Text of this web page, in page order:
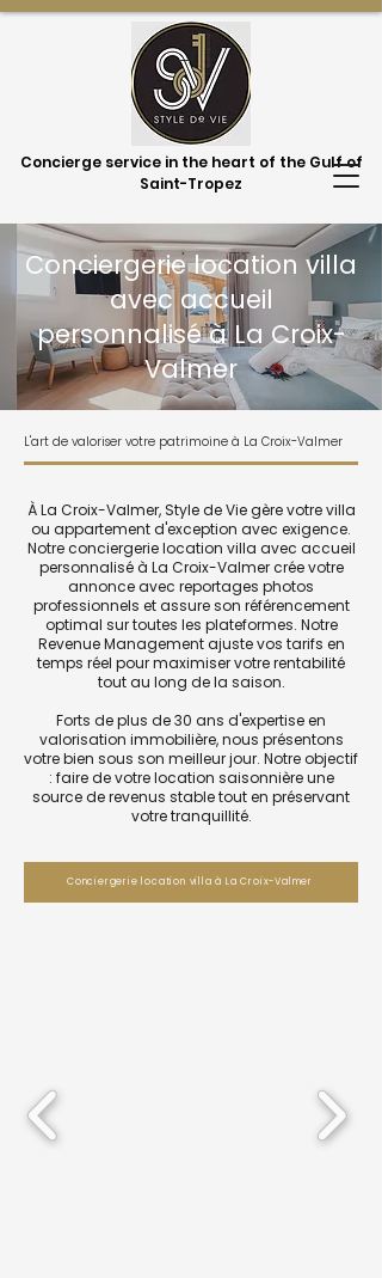
Concierge service in the heart of the Gulf of
Saint-Tropez
Conciergerie location villa
avec accueil
personnalisé à La Croix-
Valmer
L'art de valoriser votre patrimoine à La Croix-Valmer
À La Croix-Valmer, Style de Vie gère votre villa
ou appartement d'exception avec exigence.
Notre conciergerie location villa avec accueil
personnalisé à La Croix-Valmer crée votre
annonce avec reportages photos
professionnels et assure son référencement
optimal sur toutes les plateformes. Notre
Revenue Management ajuste vos tarifs en
temps réel pour maximiser votre rentabilité
tout au long de la saison.
Forts de plus de 30 ans d'expertise en
valorisation immobilière, nous présentons
votre bien sous son meilleur jour. Notre objectif
: faire de votre location saisonnière une
source de revenus stable tout en préservant
votre tranquillité.
Conciergerie location villa à La Croix-Valmer